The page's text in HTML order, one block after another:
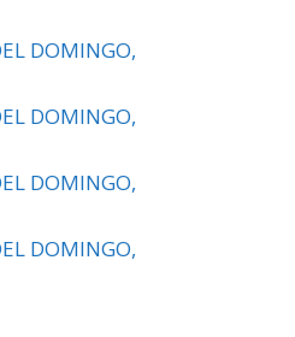
DOMINGO,
DOMINGO,
DOMINGO,
DOMINGO,